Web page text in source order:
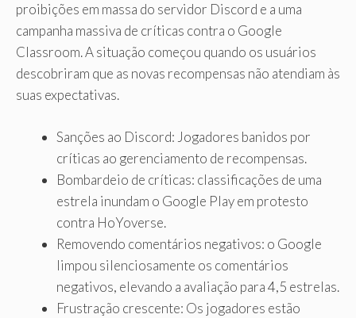
proibições em massa do servidor Discord e a uma
campanha massiva de críticas contra o Google
Classroom. A situação começou quando os usuários
descobriram que as novas recompensas não atendiam às
suas expectativas.
Sanções ao Discord: Jogadores banidos por
críticas ao gerenciamento de recompensas.
Bombardeio de críticas: classificações de uma
estrela inundam o Google Play em protesto
contra HoYoverse.
Removendo comentários negativos: o Google
limpou silenciosamente os comentários
negativos, elevando a avaliação para 4,5 estrelas.
Frustração crescente: Os jogadores estão